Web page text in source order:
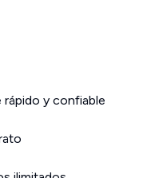
y confiable